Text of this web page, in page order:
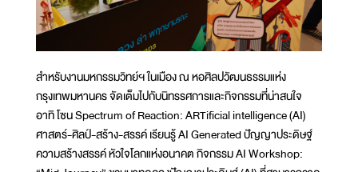
สำหรับงานมหกรรมวิทย์ฯ ในเมือง ณ หอศิลปวัฒนธรรมแห่ง
กรุงเทพมหานคร จัดเต็มไปกับนิทรรศการและกิจกรรมที่น่าสนใจ
อาทิ โซน Spectrum of Reaction: ARTificial intelligence (AI)
ศาสตร์-ศิลป์-สร้าง-สรรค์ เรียนรู้ AI Generated ปัญญาประดิษฐ์
ความสร้างสรรค์ หัวใจโลกแห่งอนาคต กิจกรรม AI Workshop: